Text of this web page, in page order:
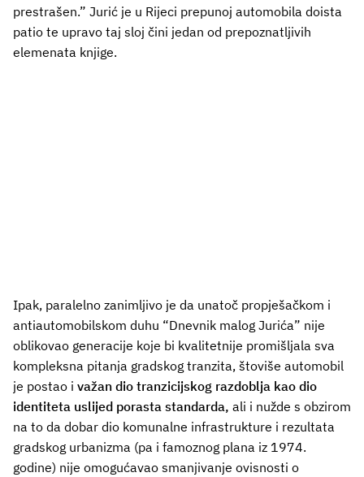
prestrašen.” Jurić je u Rijeci prepunoj automobila doista
patio te upravo taj sloj čini jedan od prepoznatljivih
elemenata knjige.
Ipak, paralelno zanimljivo je da unatoč propješačkom i
antiautomobilskom duhu “Dnevnik malog Jurića” nije
oblikovao generacije koje bi kvalitetnije promišljala sva
kompleksna pitanja gradskog tranzita, štoviše automobil
je postao i važan dio tranzicijskog razdoblja kao dio
identiteta uslijed porasta standarda, ali i nužde s obzirom
na to da dobar dio komunalne infrastrukture i rezultata
gradskog urbanizma (pa i famoznog plana iz 1974.
godine) nije omogućavao smanjivanje ovisnosti o